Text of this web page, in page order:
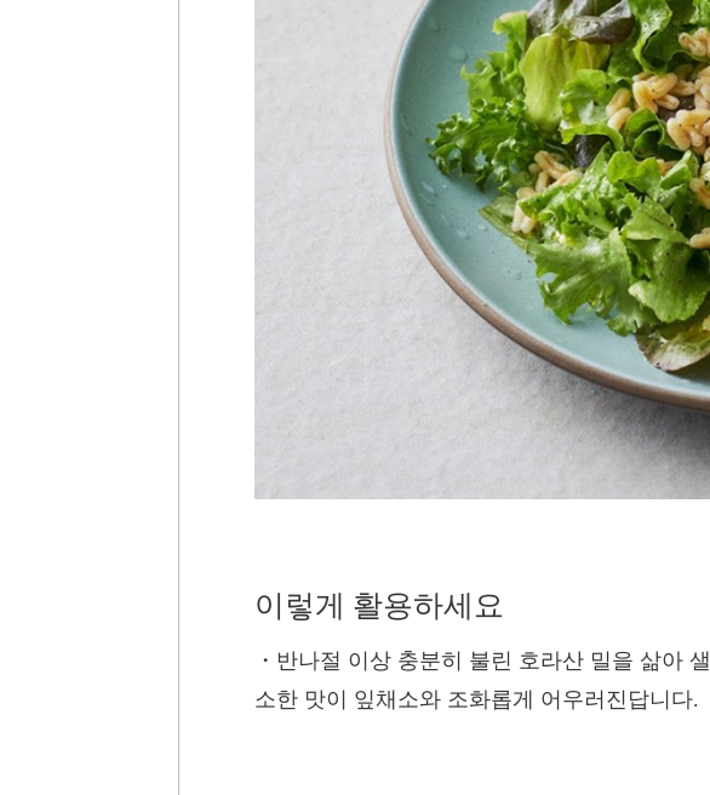
이렇게 활용하세요
・ 반나절 이상 충분히 불린 호라산 밀을 삶아
소한 맛이 잎채소와 조화롭게 어우러진답니다.